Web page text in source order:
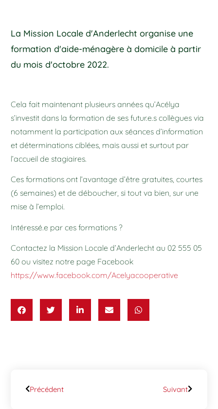
La Mission Locale d'Anderlecht organise une
formation d'aide-ménagère à domicile à partir
du mois d'octobre 2022.
Cela fait maintenant plusieurs années qu’Acélya
s’investit dans la formation de ses futur.e.s collègues via
notamment la participation aux séances d’information
et déterminations ciblées, mais aussi et surtout par
l’accueil de stagiaires.
Ces formations ont l’avantage d’être gratuites, courtes
(6 semaines) et de déboucher, si tout va bien, sur une
mise à l’emploi.
Intéressé.e par ces formations ?
Contactez la Mission Locale d’Anderlecht au 02 555 05
60 ou visitez notre page Facebook
https://www.facebook.com/Acelyacooperative
Précédent Suivant